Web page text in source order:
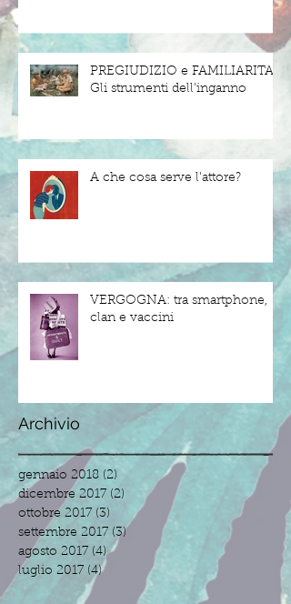
PREGIUDIZIO e FAMILIARITA'.
Gli strumenti dell'inganno
A che cosa serve l'attore?
VERGOGNA: tra smartphone,
clan e vaccini
Archivio
gennaio 2018 (2)
dicembre 2017 (2) 2 post
ottobre 2017 (3) 3 post
settembre 2017 (3) 3 post
agosto 2017 (4)4 post
luglio 2017 (4)4 post